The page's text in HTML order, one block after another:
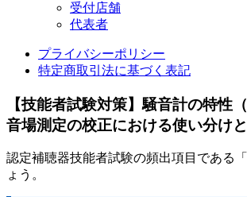
受付店舗
代表者
プライバシーポリシー
特定商取引法に基づく表記
【技能者試験対策】騒音計の特性
音場測定の校正における使い分け
認定補聴器技能者試験の頻出項目である
ょう。